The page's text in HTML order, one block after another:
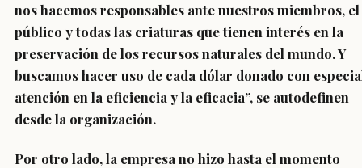
nos hacemos responsables ante nuestros miembros, el
público y todas las criaturas que tienen interés en la
preservación de los recursos naturales del mundo. Y
buscamos hacer uso de cada dólar donado con
atención en la eficiencia y la eficacia”, se autodefinen
desde la organización.
Por otro lado, la empresa no hizo hasta el momento